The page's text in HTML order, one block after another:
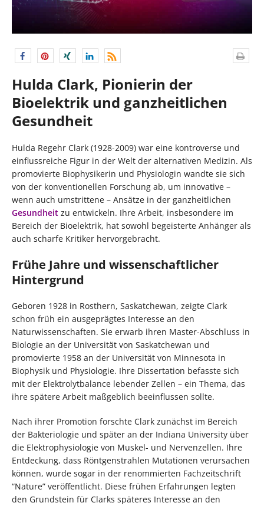
Hulda Clark, Pionierin der
Bioelektrik und ganzheitlichen
Gesundheit
Hulda Regehr Clark (1928-2009) war eine kontroverse und
einflussreiche Figur in der Welt der alternativen Medizin. Als
promovierte Biophysikerin und Physiologin wandte sie sich
von der konventionellen Forschung ab, um innovative –
wenn auch umstrittene – Ansätze in der ganzheitlichen
Gesundheit zu entwickeln. Ihre Arbeit, insbesondere im
Bereich der Bioelektrik, hat sowohl begeisterte Anhänger als
auch scharfe Kritiker hervorgebracht.
Frühe Jahre und wissenschaftlicher
Hintergrund
Geboren 1928 in Rosthern, Saskatchewan, zeigte Clark
schon früh ein ausgeprägtes Interesse an den
Naturwissenschaften. Sie erwarb ihren Master-Abschluss in
Biologie an der Universität von Saskatchewan und
promovierte 1958 an der Universität von Minnesota in
Biophysik und Physiologie. Ihre Dissertation befasste sich
mit der Elektrolytbalance lebender Zellen – ein Thema, das
ihre spätere Arbeit maßgeblich beeinflussen sollte.
Nach ihrer Promotion forschte Clark zunächst im Bereich
der Bakteriologie und später an der Indiana University über
die Elektrophysiologie von Muskel- und Nervenzellen. Ihre
Entdeckung, dass Röntgenstrahlen Mutationen verursachen
können, wurde sogar in der renommierten Fachzeitschrift
“Nature” veröffentlicht. Diese frühen Erfahrungen legten
den Grundstein für Clarks späteres Interesse an den